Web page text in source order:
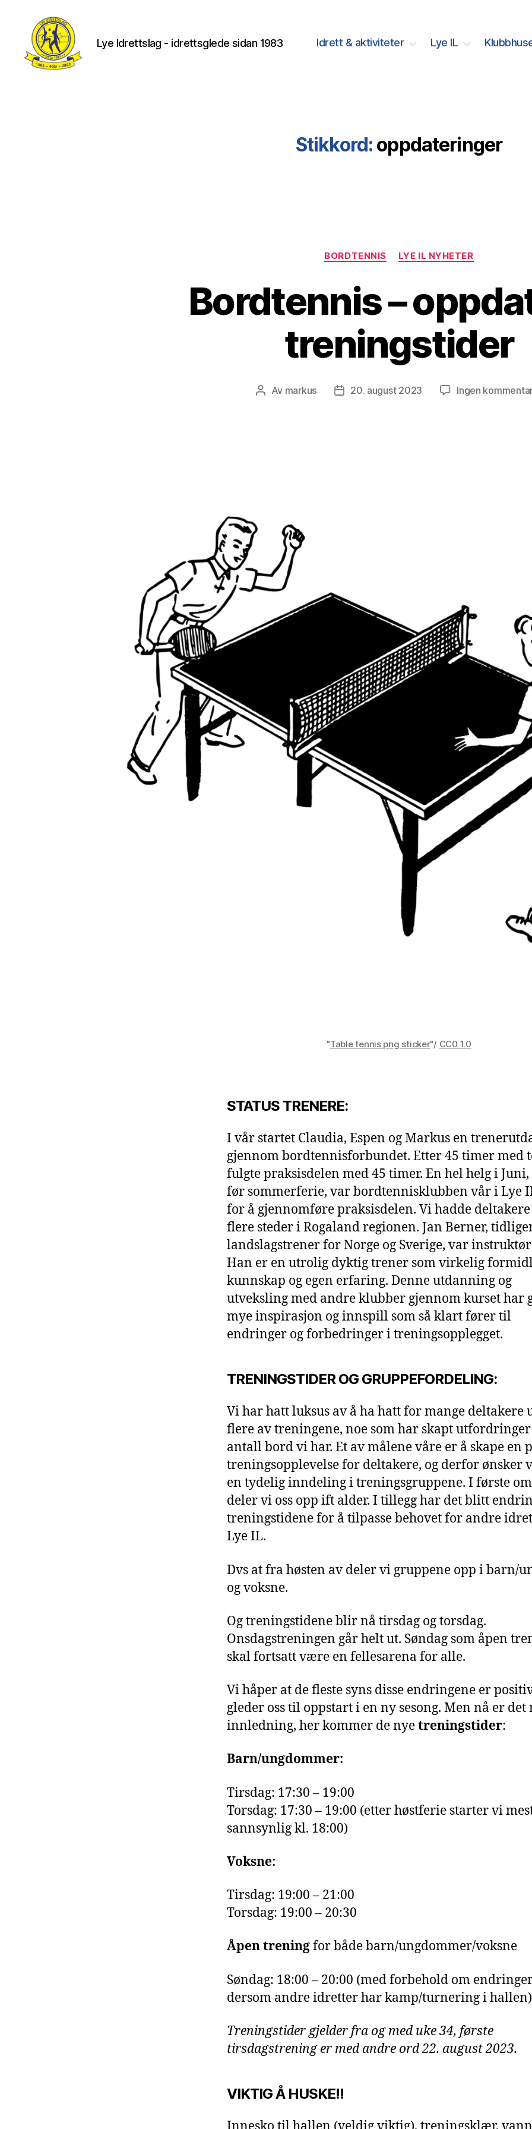
Lye Idrettslag - idrettsglede sidan 1983 Idrett & aktiviteter Lye IL
Stikkord: oppdateringer
Kategorier
BORDTENNIS LYE IL NYHETER
Bordtennis –
treningstider
Innleggsforfatter
Av markus Publiseringsdato
20. august 2023 Ingen
"Table tennis png sticker"/ CC0 1.0
STATUS TRENERE:
I vår startet Claudia, Espen og Markus en
gjennom bordtennisforbundet. Etter 45 timer med
fulgte praksisdelen med 45 timer. En hel helg i
før sommerferie, var bordtennisklubben vår i Lye
for å gjennomføre praksisdelen. Vi hadde
flere steder i Rogaland regionen. Jan Berner,
landslagstrener for Norge og Sverige, var
Han er en utrolig dyktig trener som virkelig
kunnskap og egen erfaring. Denne utdanning og
utveksling med andre klubber gjennom kurset har
mye inspirasjon og innspill som så klart fører til
endringer og forbedringer i treningsopplegget.
TRENINGSTIDER OG GRUPPEFORDELING:
Vi har hatt luksus av å ha hatt for mange deltakere
flere av treningene, noe som har skapt
antall bord vi har. Et av målene våre er å skape en
treningsopplevelse for deltakere, og derfor ønsker
en tydelig inndeling i treningsgruppene. I første
deler vi oss opp ift alder. I tillegg har det blitt
treningstidene for å tilpasse behovet for andre
Lye IL.
Dvs at fra høsten av deler vi gruppene opp i barn/
og voksne.
Og treningstidene blir nå tirsdag og torsdag.
Onsdagstreningen går helt ut. Søndag som åpen
skal fortsatt være en fellesarena for alle.
Vi håper at de fleste syns disse endringene er
gleder oss til oppstart i en ny sesong. Men nå er det
innledning, her kommer de nyetreningstider:
Barn/ungdommer:
Tirsdag: 17:30 – 19:00
Torsdag: 17:30 – 19:00 (etter høstferie starter vi
sannsynlig kl. 18:00)
Voksne:
Tirsdag: 19:00 – 21:00
Torsdag: 19:00 – 20:30
Åpen treningfor både barn/ungdommer/voksne
Søndag: 18:00 – 20:00 (med forbehold om
dersom andre idretter har kamp/turnering i
Treningstider gjelder fra og med uke 34, første
tirsdagstrening er med andre ord 22. august 2023.
VIKTIG Å HUSKE!!